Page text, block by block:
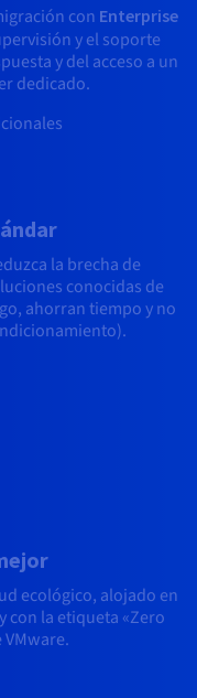
con Enterprise
y el soporte
y del acceso a un
dedicado.
la brecha de
conocidas de
ahorran tiempo y no
ecológico, alojado en
con la etiqueta «Zero